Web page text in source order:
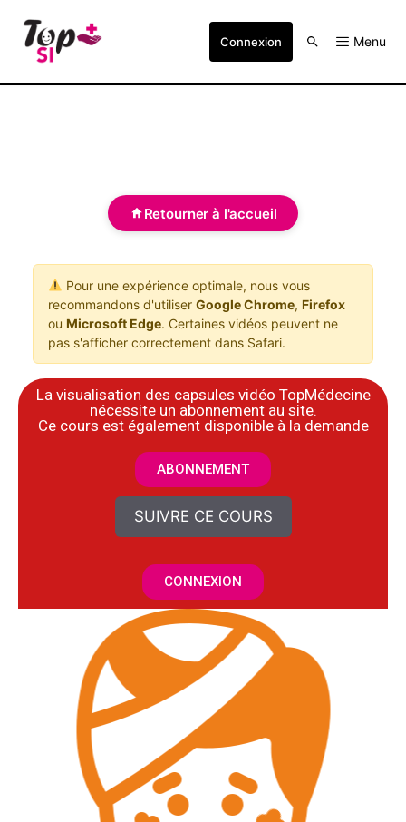
Connexion Menu
Retourner à l'accueil
Pour une expérience optimale, nous vous
recommandons d'utiliser Google Chrome, Firefox
ou Microsoft Edge. Certaines vidéos peuvent ne
pas s'afficher correctement dans Safari.
La visualisation des capsules vidéo TopMédecine
nécessite un abonnement au site.
​Ce cours est également disponible à la demande
ABONNEMENT
SUIVRE CE COURS
CONNEXION